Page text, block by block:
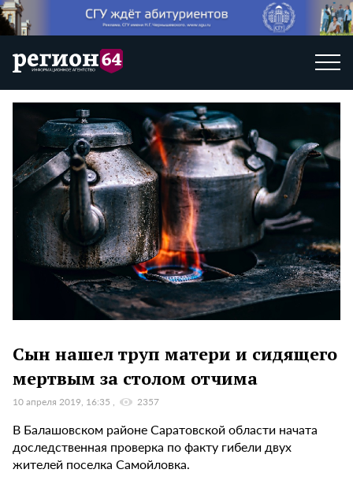
Сын нашел труп матери и сидящего
мертвым за столом отчима
10 апреля 2019, 16:35 2357
В Балашовском районе Саратовской области начата
доследственная проверка по факту гибели двух
жителей поселка Самойловка.